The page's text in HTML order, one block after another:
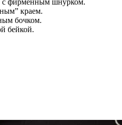
краем.
бочком.
бейкой.